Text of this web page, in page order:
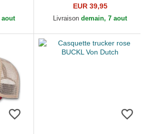
Goorin Bros.EUR 39,95
Livraison demain, 7 aout